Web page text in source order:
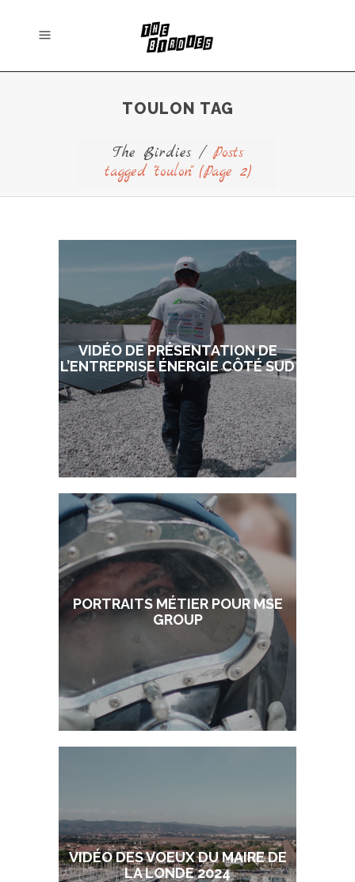
TOULON TAG
The Birdies/Posts
tagged "toulon"(Page 2)
VIDÉO DE PRÉSENTATION DE
L’ENTREPRISE ÉNERGIE CÔTÉ SUD
PORTRAITS MÉTIER POUR MSE
GROUP
VIDÉO DES VOEUX DU MAIRE DE
LA LONDE 2024